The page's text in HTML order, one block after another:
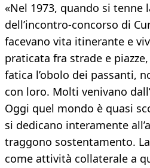
«Nel 1973, quando si tenne
dell’incontro-concorso di
facevano vita itinerante e
praticata fra strade e
fatica l’obolo dei passanti,
con loro. Molti venivano
Oggi quel mondo è quasi
si dedicano interamente
traggono sostentamento.
come attività collaterale a